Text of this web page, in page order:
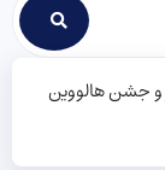
و جشن هالووین